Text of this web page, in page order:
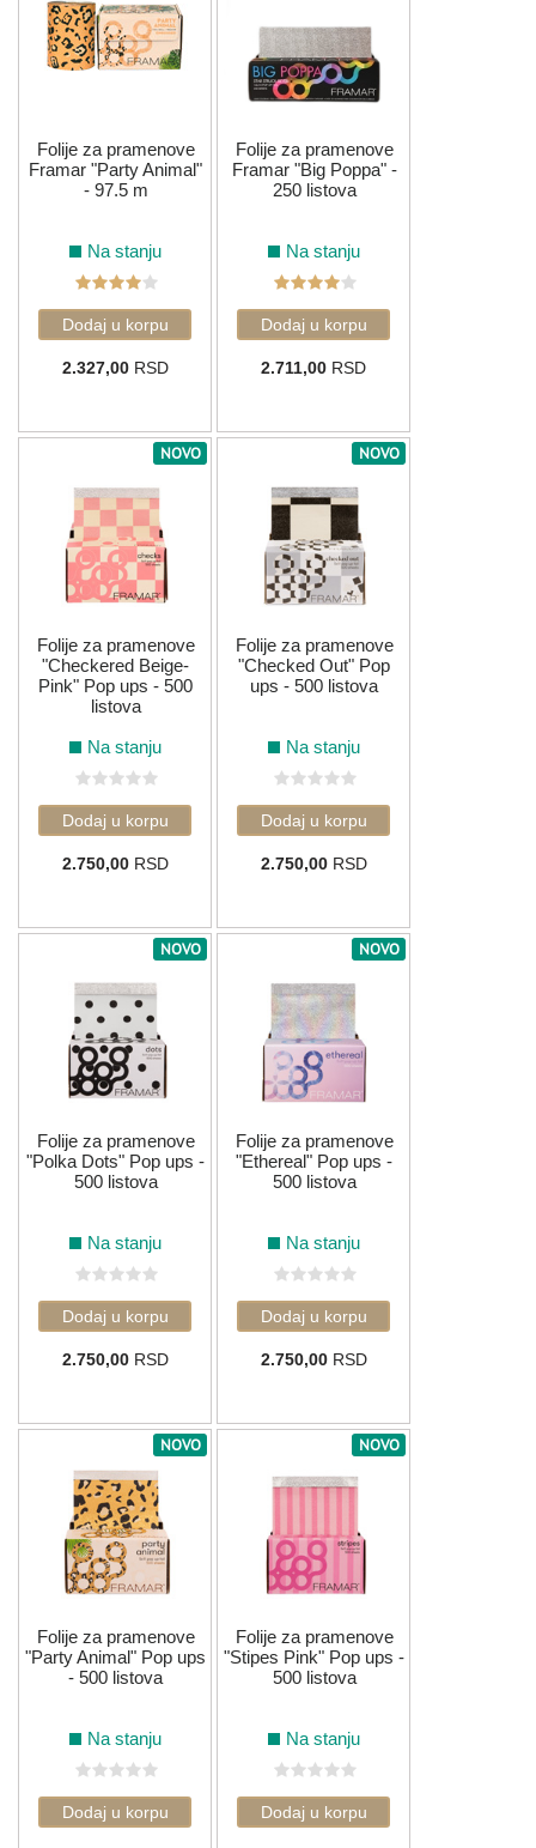
Folije za pramenove
Framar "Party Animal"
- 97.5 m
Na stanju
2.327,00RSD
Folije za pramenove
Framar "Big Poppa" -
250 listova
Na stanju
2.711,00 RSD
NOVO
Folije za pramenove
"Checkered Beige-
Pink" Pop ups - 500
listova
Na stanju
2.750,00RSD
NOVO
Folije za pramenove
"Checked Out" Pop
ups - 500 listova
Na stanju
2.750,00RSD
NOVO
Folije za pramenove
"Polka Dots" Pop ups -
500 listova
Na stanju
2.750,00RSD
NOVO
Folije za pramenove
"Ethereal" Pop ups -
500 listova
Na stanju
2.750,00RSD
NOVO
Folije za pramenove
"Party Animal" Pop ups
- 500 listova
Na stanju
NOVO
Folije za pramenove
"Stipes Pink" Pop ups -
500 listova
Na stanju